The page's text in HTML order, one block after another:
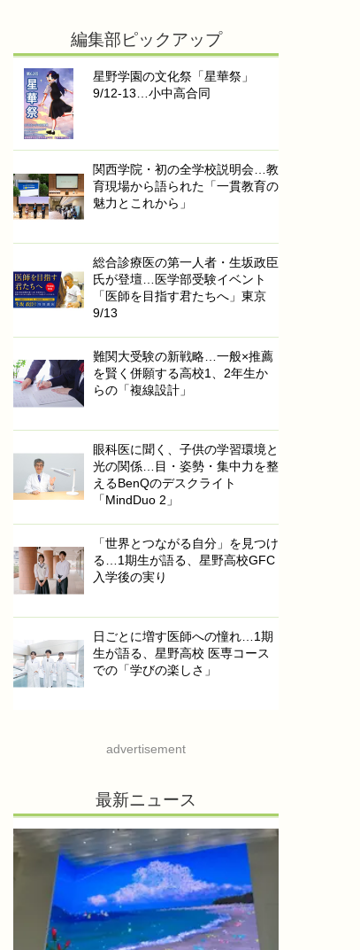
編集部ピックアップ
星野学園の文化祭「星華祭」
9/12-13…小中高合同
関西学院・初の全学校説明会…教
育現場から語られた「一貫教育の
魅力とこれから」
総合診療医の第一人者・生坂政臣
氏が登壇…医学部受験イベント
「医師を目指す君たちへ」東京
9/13
難関大受験の新戦略…一般×推薦
を賢く併願する高校1、2年生か
らの「複線設計」
眼科医に聞く、子供の学習環境と
光の関係…目・姿勢・集中力を整
えるBenQのデスクライト
「MindDuo 2」
「世界とつながる自分」を見つけ
る…1期生が語る、星野高校GFC
入学後の実り
日ごとに増す医師への憧れ…1期
生が語る、星野高校 医専コース
での「学びの楽しさ」
advertisement
最新ニュース